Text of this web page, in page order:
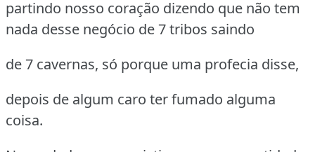
partindo nosso coração dizendo que não tem
nada desse negócio de 7 tribos saindo
de 7 cavernas, só porque uma profecia disse,
depois de algum caro ter fumado alguma
coisa.